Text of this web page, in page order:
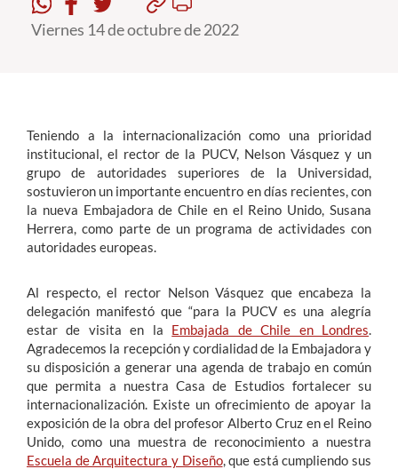
Formación Continua
Funcionarios
Alumni
English
Viernes 14 de octubre de 2022
Teniendo a la internacionalización como una prioridad
institucional, el rector de la PUCV, Nelson Vásquez y un
grupo de autoridades superiores de la Universidad,
sostuvieron un importante encuentro en días recientes, con
la nueva Embajadora de Chile en el Reino Unido, Susana
Herrera, como parte de un programa de actividades con
autoridades europeas.
Al respecto, el rector Nelson Vásquez que encabeza la
delegación manifestó que “para la PUCV es una alegría
estar de visita en la Embajada de Chile en Londres.
Agradecemos la recepción y cordialidad de la Embajadora y
su disposición a generar una agenda de trabajo en común
que permita a nuestra Casa de Estudios fortalecer su
internacionalización. Existe un ofrecimiento de apoyar la
exposición de la obra del profesor Alberto Cruz en el Reino
Unido, como una muestra de reconocimiento a nuestra
Escuela de Arquitectura y Diseño, que está cumpliendo sus